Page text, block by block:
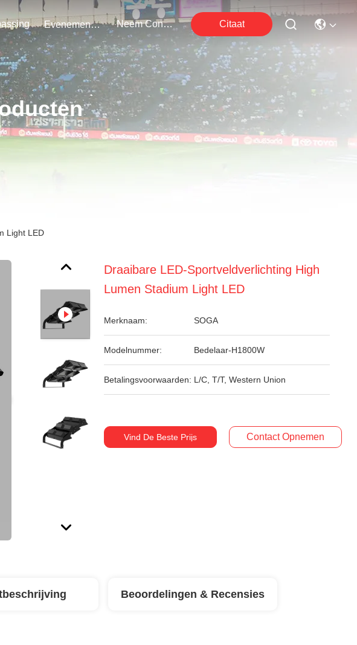
Evenementen Neem Contact Met Ons Op Citaat
Light LED
Draaibare LED-Sportveldverlichting High
Lumen Stadium Light LED
Merknaam: SOGA
Modelnummer: Bedelaar-H1800W
Betalingsvoorwaarden: L/C, T/T, Western Union
Vind De Beste Prijs Contact Opnemen
Beoordelingen & Recensies